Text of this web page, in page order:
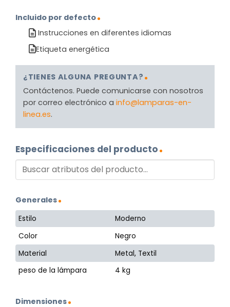
Incluido por defecto
Instrucciones en diferentes idiomas
Etiqueta energética
¿TIENES ALGUNA PREGUNTA?
Contáctenos. Puede comunicarse con nosotros
por correo electrónico a info@lamparas-en-
linea.es.
Especificaciones del producto
Generales
Estilo
Moderno
Color
Negro
Material
Metal, Textil
peso de la lámpara
4 kg
Dimensiones